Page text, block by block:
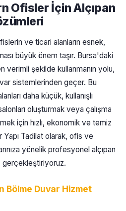
Ofisler İçin Alçıpan
ve ticari alanların esnek,
büyük önem taşır. Bursa'daki
verimli şekilde kullanmanın yolu,
sistemlerinden geçer. Bu
daha küçük, kullanışlı
oluşturmak veya çalışma
için hızlı, ekonomik ve temiz
Yapı Tadilat olarak, ofis ve
yönelik profesyonel alçıpan
gerçekleştiriyoruz.
Bölme Duvar Hizmet